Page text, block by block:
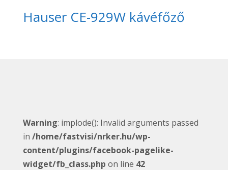
Hauser CE-929W kávéfőző
Warning: implode(): Invalid arguments passed
in /home/fastvisi/nrker.hu/wp-
content/plugins/facebook-pagelike-
widget/fb_class.php on line 42